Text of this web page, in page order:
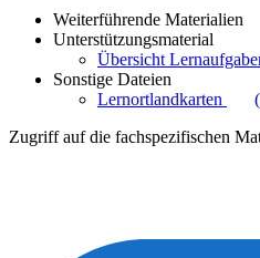
Weiterführende Materialien
Unterstützungsmaterial
Übersicht
Sonstige Dateien
Lernortlandkarten
Zugriff auf die fachspezifischen